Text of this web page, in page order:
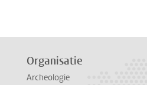
Organisatie
Archeologie